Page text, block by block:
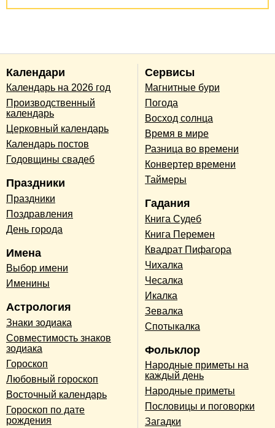
Календари
Календарь на 2026 год
Производственный
календарь
Церковный календарь
Календарь постов
Годовщины свадеб
Праздники
Праздники
Поздравления
День города
Имена
Выбор имени
Именины
Астрология
Знаки зодиака
Совместимость знаков
зодиака
Гороскоп
Любовный гороскоп
Восточный календарь
Гороскоп по дате
рождения
Сервисы
Магнитные бури
Погода
Восход солнца
Время в мире
Разница во времени
Конвертер времени
Таймеры
Гадания
Книга Судеб
Книга Перемен
Квадрат Пифагора
Чихалка
Чесалка
Икалка
Зевалка
Спотыкалка
Фольклор
Народные приметы на
каждый день
Народные приметы
Пословицы и поговорки
Загадки